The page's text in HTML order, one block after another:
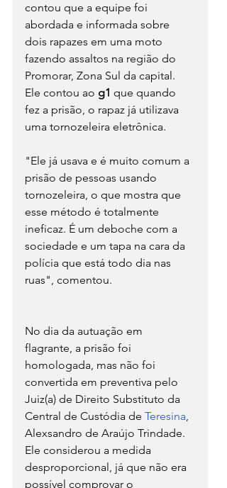
contou que a equipe foi
abordada e informada sobre
dois rapazes em uma moto
fazendo assaltos na região do
Promorar, Zona Sul da capital.
Ele contou ao g1 que quando
fez a prisão, o rapaz já utilizava
uma tornozeleira eletrônica.
"Ele já usava e é muito comum a
prisão de pessoas usando
tornozeleira, o que mostra que
esse método é totalmente
ineficaz. É um deboche com a
sociedade e um tapa na cara da
polícia que está todo dia nas
ruas", comentou.
No dia da autuação em
flagrante, a prisão foi
homologada, mas não foi
convertida em preventiva pelo
Juiz(a) de Direito Substituto da
Central de Custódia de Teresina,
Alexsandro de Araújo Trindade.
Ele considerou a medida
desproporcional, já que não era
possível comprovar o